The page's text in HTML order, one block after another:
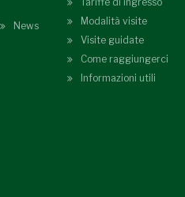
News
Modalità visite
Visite guidate
Come raggiungerci
Informazioni utili